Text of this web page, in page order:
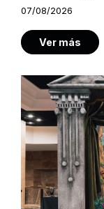
07/08/2026
Ver más